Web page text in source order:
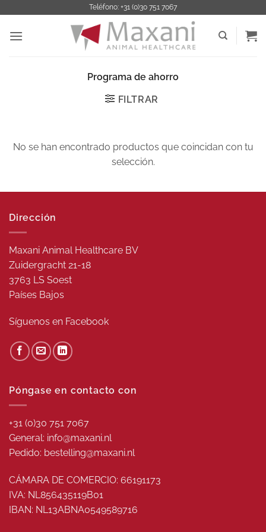
contenido
Teléfono: +31 (0)30 751 7067
Programa de ahorro
FILTRAR
No se han encontrado productos que coincidan con tu
selección.
Dirección
Maxani Animal Healthcare BV
Zuidergracht 21-18
3763 LS Soest
Países Bajos
Síguenos en Facebook
Póngase en contacto con
+31 (0)30 751 7067
General: info@maxani.nl
Pedido: bestelling@maxani.nl
CÁMARA DE COMERCIO: 66191173
IVA: NL856435119B01
IBAN: NL13ABNA0549589716